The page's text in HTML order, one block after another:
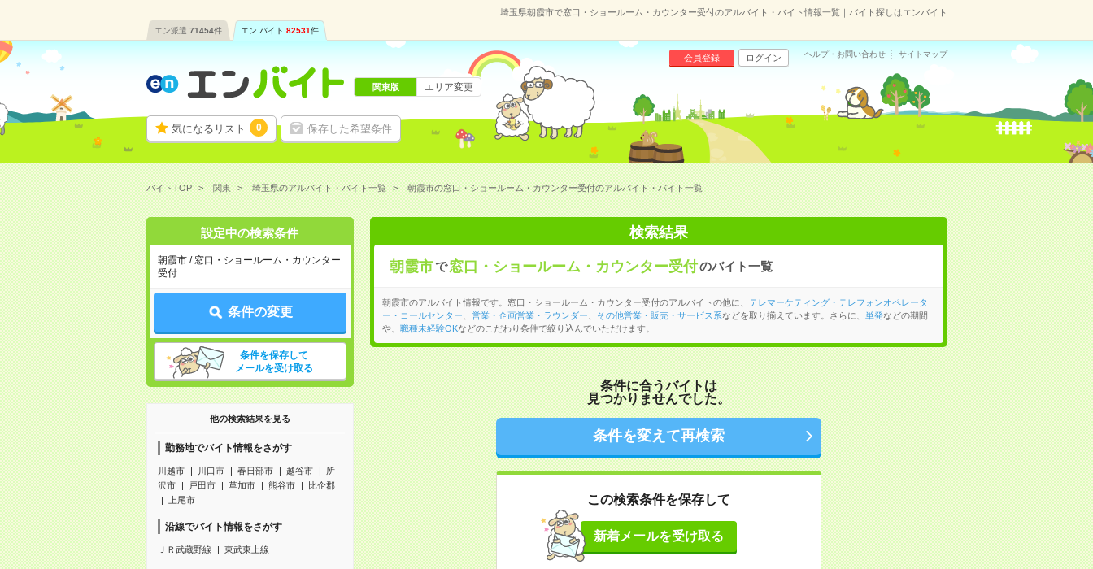
埼玉県朝霞市で窓口・ショールーム・カウンター受付のアルバイト・バイト情報一覧｜バイト探しはエンバイト
エン派遣 71454件 エン バイト 82531件
気になるリスト 0 保存した希望条件
会員登録 ログイン ヘルプ・お問い合わせ サイトマップ
関東版 エリア変更
バイトTOP 関東 埼玉県のアルバイト・バイト一覧 朝霞市の窓口・ショールーム・カウンター受付のアルバイト・バイト一覧
設定中の検索条件
朝霞市 / 窓口・ショールーム・カウンター
受付
条件の変更
条件を保存して
メールを受け取る
他の検索結果を見る
勤務地でバイト情報をさがす
川越市 川口市 春日部市 越谷市
所
沢市
戸田市 草加市 熊谷市
比企郡
上尾市
沿線でバイト情報をさがす
ＪＲ武蔵野線 東武東上線
検索結果
朝霞市で 窓口・ショールーム・カウンター受付のバイト一覧
朝霞市のアルバイト情報です。窓口・ショールーム・カウンター受付のアルバイトの他に、 テレマーケティング・テレフォンオペレータ
ー・コールセンター
営業・企画営業・ラウンダー その他営業・販売・サービス系などを取り揃えています。さらに、 単発などの期間
や、 職種未経験OKなどのこだわり条件で絞り込んでいただけます。
条件に合うバイトは
見つかりませんでした。
条件を変えて再検索
この検索条件を保存して
新着メールを受け取る